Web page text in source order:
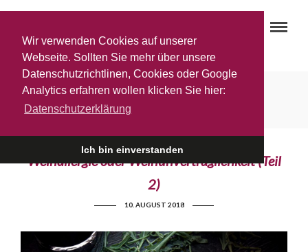
Wir verwenden Cookies auf unserer
Webseite. Sollten Sie mehr über unsere
Datenschutzrichtlinen, Cookies oder Google
Analytics erfahren wollen klicken Sie hier:
Datenschutzerklärung
Ich bin einverstanden
Weinallergie
Weinallergie oder Weinunverträglichkeit (Teil
2)
10. AUGUST 2018